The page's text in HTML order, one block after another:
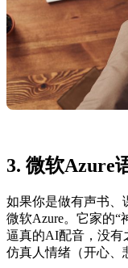
3. 微软Azure
如果你是做有声书、
微软Azure。它家的“
逼真的AI配音，没有
仿真人情绪（开心、